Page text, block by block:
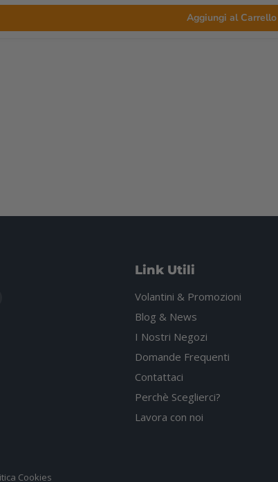
Aggiungi al Carrello
Link Utili
Volantini & Promozioni
Blog & News
I Nostri Negozi
Domande Frequenti
Contattaci
Perchè Sceglierci?
Lavora con noi
Cookies